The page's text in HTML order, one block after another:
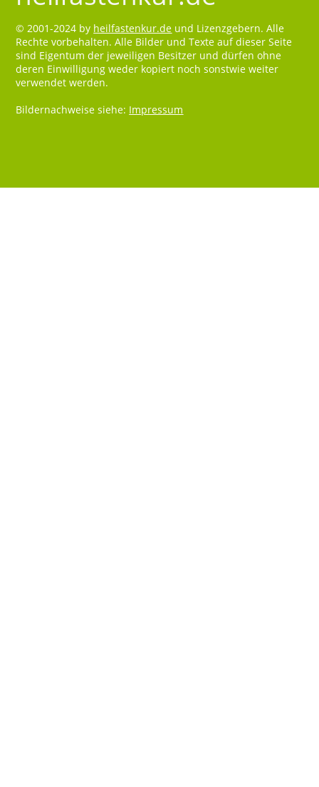
© 2001-2024 by heilfastenkur.de und Lizenzgebern. Alle
Rechte vorbehalten. Alle Bilder und Texte auf dieser Seite
sind Eigentum der jeweiligen Besitzer und dürfen ohne
deren Einwilligung weder kopiert noch sonstwie weiter
verwendet werden.
Bildernachweise siehe: Impressum